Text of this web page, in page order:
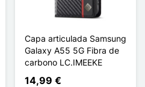
Capa articulada Samsung
Galaxy A55 5G Fibra de
carbono LC.IMEEKE
14,99 €